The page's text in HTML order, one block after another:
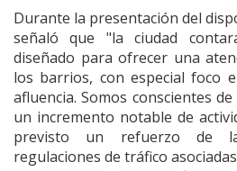
Durante la presentación del
señaló que "la ciudad
diseñado para ofrecer una
los barrios, con especial foco
afluencia. Somos conscientes
un incremento notable de
previsto un refuerzo de
regulaciones de tráfico